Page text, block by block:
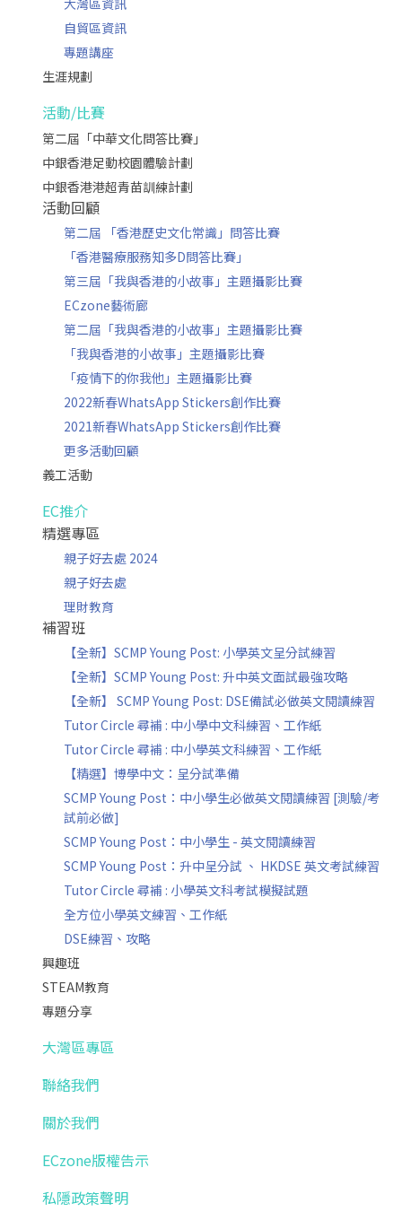
自貿區資訊
專題講座
生涯規劃
活動/比賽
第二屆「中華文化問答比賽」
中銀香港足動校園體驗計劃
中銀香港港超青苗訓練計劃
活動回顧
第二屆 「香港歷史文化常識」問答比賽
「香港醫療服務知多D問答比賽」
第三屆「我與香港的小故事」主題攝影比賽
ECzone藝術廊
第二屆「我與香港的小故事」主題攝影比賽
「我與香港的小故事」主題攝影比賽
「疫情下的你我他」主題攝影比賽
2022新春WhatsApp Stickers創作比賽
2021新春WhatsApp Stickers創作比賽
更多活動回顧
義工活動
EC推介
精選專區
親子好去處 2024
親子好去處
理財教育
補習班
【全新】SCMP Young Post: 小學英文呈分試練習
【全新】SCMP Young Post: 升中英文面試最強攻略
【全新】 SCMP Young Post: DSE備試必做英文閱讀練習
Tutor Circle 尋補 : 中小學中文科練習、工作紙
Tutor Circle 尋補 : 中小學英文科練習、工作紙
【精選】博學中文：呈分試準備
SCMP Young Post：中小學生必做英文閱讀練習 [測驗/考
試前必做]
SCMP Young Post：中小學生 - 英文閱讀練習
SCMP Young Post：升中呈分試 、 HKDSE 英文考試練習
Tutor Circle 尋補 : 小學英文科考試模擬試題
全方位小學英文練習、工作紙
DSE練習、攻略
興趣班
STEAM教育
專題分享
大灣區專區
聯絡我們
關於我們
ECzone版權告示
私隱政策聲明